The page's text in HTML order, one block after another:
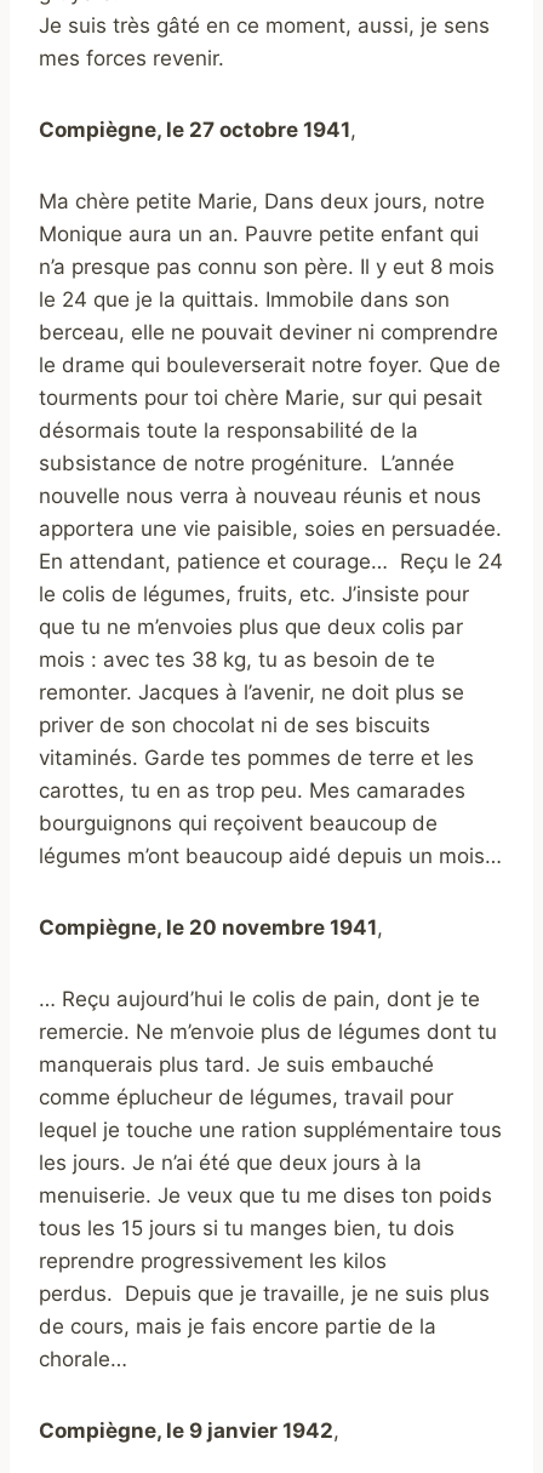
Je suis très gâté en ce moment, aussi, je sens
mes forces revenir.
Compiègne, le 27 octobre 1941,
Ma chère petite Marie, Dans deux jours, notre
Monique aura un an. Pauvre petite enfant qui
n’a presque pas connu son père. Il y eut 8 mois
le 24 que je la quittais. Immobile dans son
berceau, elle ne pouvait deviner ni comprendre
le drame qui bouleverserait notre foyer. Que de
tourments pour toi chère Marie, sur qui pesait
désormais toute la responsabilité de la
subsistance de notre progéniture. L’année
nouvelle nous verra à nouveau réunis et nous
apportera une vie paisible, soies en persuadée.
En attendant, patience et courage… Reçu le 24
le colis de légumes, fruits, etc. J’insiste pour
que tu ne m’envoies plus que deux colis par
mois : avec tes 38 kg, tu as besoin de te
remonter. Jacques à l’avenir, ne doit plus se
priver de son chocolat ni de ses biscuits
vitaminés. Garde tes pommes de terre et les
carottes, tu en as trop peu. Mes camarades
bourguignons qui reçoivent beaucoup de
légumes m’ont beaucoup aidé depuis un mois…
Compiègne, le 20 novembre 1941,
… Reçu aujourd’hui le colis de pain, dont je te
remercie. Ne m’envoie plus de légumes dont tu
manquerais plus tard. Je suis embauché
comme éplucheur de légumes, travail pour
lequel je touche une ration supplémentaire tous
les jours. Je n’ai été que deux jours à la
menuiserie. Je veux que tu me dises ton poids
tous les 15 jours si tu manges bien, tu dois
reprendre progressivement les kilos
perdus. Depuis que je travaille, je ne suis plus
de cours, mais je fais encore partie de la
chorale…
Compiègne, le 9 janvier 1942,